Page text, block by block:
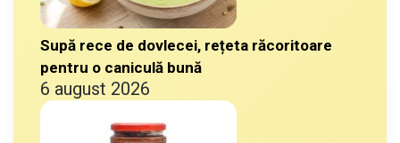
Supă rece de dovlecei, rețeta răcoritoare
pentru o caniculă bună
6 august 2026